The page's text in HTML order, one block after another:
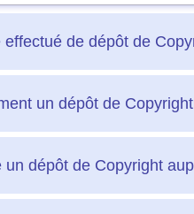
de dépôt de
un dépôt de
dépôt de Copyright